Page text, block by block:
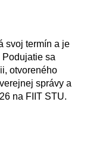
svoj termín a je
sa
otvoreného
správy a
na FIIT STU.